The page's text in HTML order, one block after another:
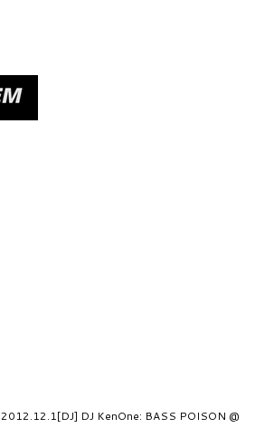
2012.12.1[DJ] DJ KenOne: BASS POISON @